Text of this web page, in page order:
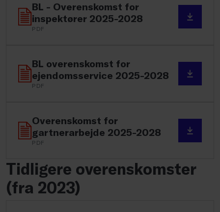
BL - Overenskomst for
inspektører 2025-2028
PDF
BL overenskomst for
ejendomsservice 2025-2028
PDF
Overenskomst for
gartnerarbejde 2025-2028
PDF
Tidligere overenskomster
(fra 2023)